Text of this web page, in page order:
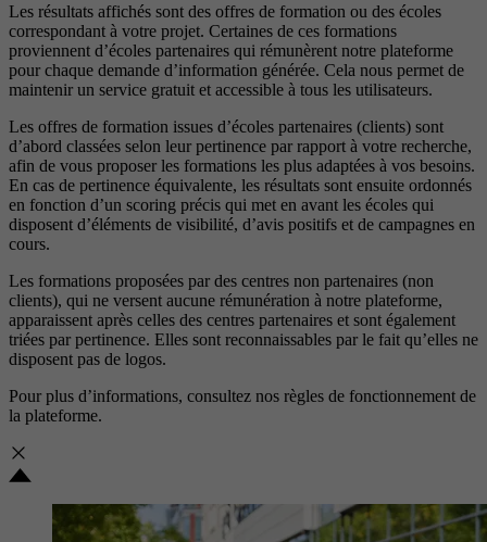
Les résultats affichés sont des offres de formation ou des écoles
correspondant à votre projet. Certaines de ces formations
proviennent d’écoles partenaires qui rémunèrent notre plateforme
pour chaque demande d’information générée. Cela nous permet de
maintenir un service gratuit et accessible à tous les utilisateurs.
Les offres de formation issues d’écoles partenaires (clients) sont
d’abord classées selon leur pertinence par rapport à votre recherche,
afin de vous proposer les formations les plus adaptées à vos besoins.
En cas de pertinence équivalente, les résultats sont ensuite ordonnés
en fonction d’un scoring précis qui met en avant les écoles qui
disposent d’éléments de visibilité, d’avis positifs et de campagnes en
cours.
Les formations proposées par des centres non partenaires (non
clients), qui ne versent aucune rémunération à notre plateforme,
apparaissent après celles des centres partenaires et sont également
triées par pertinence. Elles sont reconnaissables par le fait qu’elles ne
disposent pas de logos.
Pour plus d’informations, consultez nos règles de fonctionnement de
la plateforme.